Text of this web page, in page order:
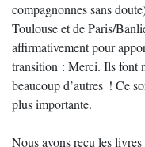
compagnonnes sans
Toulouse et de Paris/
affirmativement pour
transition : Merci. Ils font
beaucoup d’autres ! Ce
plus importante.
Nous avons reçu les